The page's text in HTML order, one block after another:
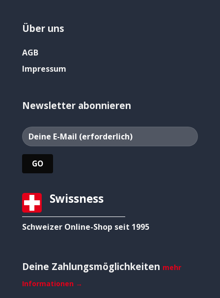
Über uns
AGB
Impressum
Newsletter abonnieren
Swissness
Schweizer Online-Shop seit 1995
Deine Zahlungsmöglichkeiten mehr
Informationen →